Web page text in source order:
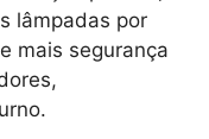
lâmpadas por
mais segurança